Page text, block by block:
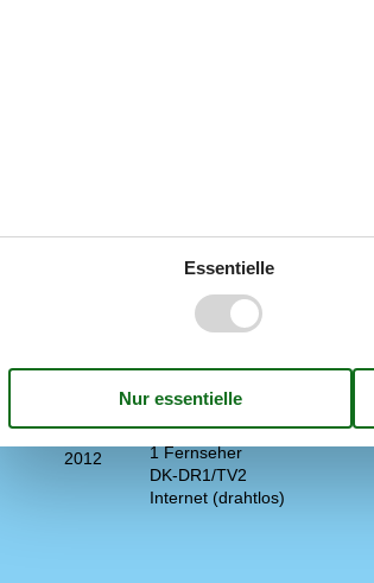
haben Kommentare auf Deutsch
einen Kommentar in einer anderen Sprache.
stattdessen 3 externe Bewertungen.
1
2012
Gartenmöbel
Drinnen
Fußbodenheizung im
Elektrogeräte
1 Fernseher
DK-DR1/TV2
Internet (drahtlos)
Essentielle